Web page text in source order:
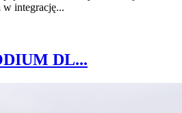
w integrację...
DL...